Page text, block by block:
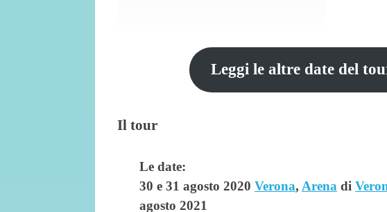
Leggi le altre date del
Il tour
Le date:
30 e 31 agosto 2020 Verona, Arena di
agosto 2021